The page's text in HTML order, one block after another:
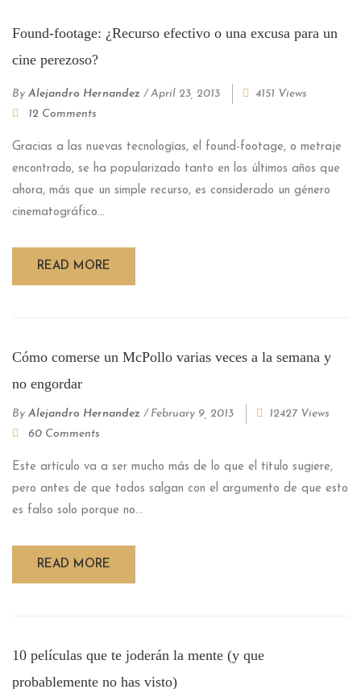
Found-footage: ¿Recurso efectivo o una excusa para un
cine perezoso?
By Alejandro Hernandez /April 23, 2013
4151 Views
12 Comments
Gracias a las nuevas tecnologías, el found-footage, o metraje
encontrado, se ha popularizado tanto en los últimos años que
ahora, más que un simple recurso, es considerado un género
cinematográfico...
READ MORE
Cómo comerse un McPollo varias veces a la semana y
no engordar
By Alejandro Hernandez / February 9, 2013
12427 Views
60 Comments
Este artículo va a ser mucho más de lo que el título sugiere,
pero antes de que todos salgan con el argumento de que esto
es falso solo porque no...
READ MORE
10 películas que te joderán la mente (y que
probablemente no has visto)